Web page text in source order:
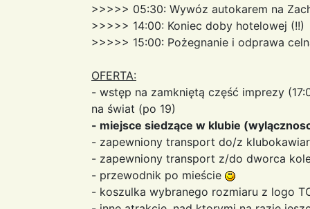
>>>>> 05:30: Wywóz autokarem na
>>>>> 14:00: Koniec doby hotelowej (!!)
>>>>> 15:00: Pożegnanie i odprawa
OFERTA:
- wstęp na zamkniętą część imprezy
na świat (po 19)
- miejsce siedzące w klubie
- zapewniony transport do/z
- zapewniony transport z/do dworca
- przewodnik po mieście
- koszulka wybranego rozmiaru z logo